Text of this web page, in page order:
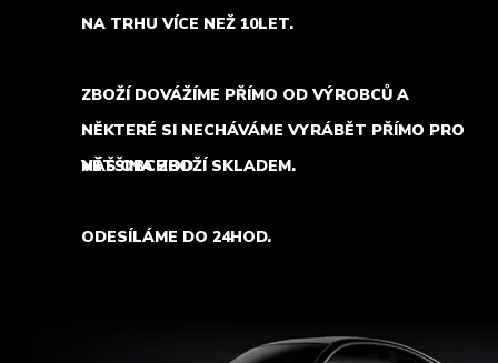
NA TRHU VÍCE NEŽ 10LET.
ZBOŽÍ DOVÁŽÍME PŘÍMO OD VÝROBCŮ A
NĚKTERÉ SI NECHÁVÁME VYRÁBĚT PŘÍMO PRO
NÁŠ OBCHOD.
VĚTŠINA ZBOŽÍ SKLADEM.
ODESÍLÁME DO 24HOD.